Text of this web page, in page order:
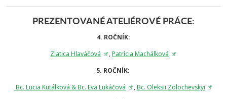
PREZENTOVANÉ ATELIÉROVÉ PRÁCE:
4. ROČNÍK:
Zlatica Hlaváčová
, Patrícia Machálková
5. ROČNÍK:
Bc. Lucia Kutálková &Bc. Eva Lukáčová , Bc. Oleksii Zolochevskyi